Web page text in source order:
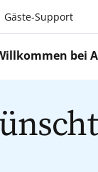
Gäste-Support
bei